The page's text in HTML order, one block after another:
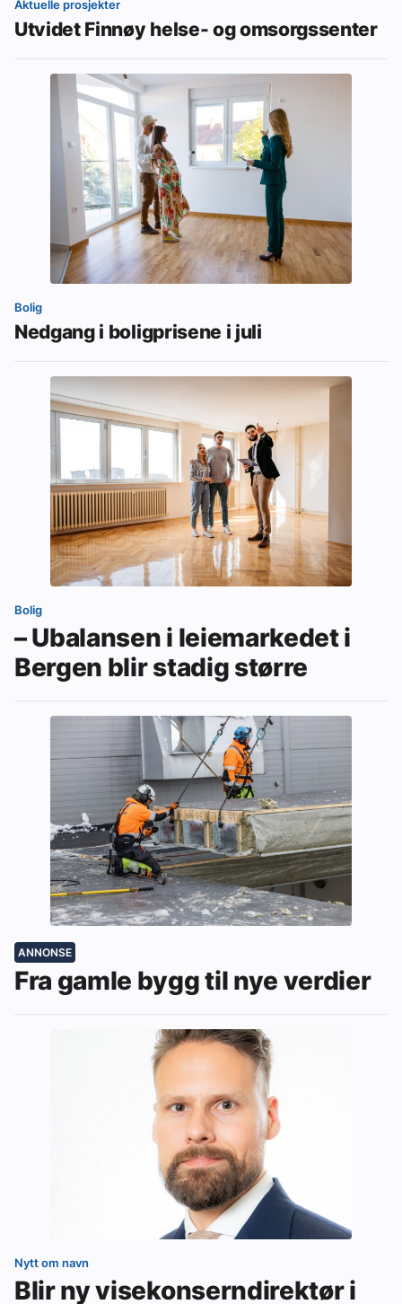
Aktuelle prosjekter
Utvidet Finnøy helse- og omsorgssenter
Bolig
Nedgang i boligprisene i juli
Bolig
– Ubalansen i leiemarkedet i
Bergen blir stadig større
ANNONSE
Fra gamle bygg til nye verdier
Nytt om navn
Blir ny visekonserndirektør i